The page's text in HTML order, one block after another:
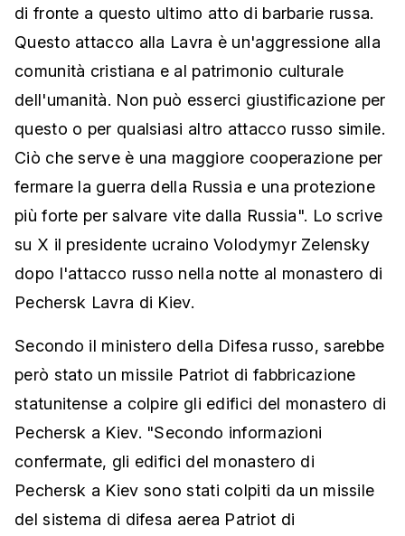
di fronte a questo ultimo atto di barbarie russa.
Questo attacco alla Lavra è un'aggressione alla
comunità cristiana e al patrimonio culturale
dell'umanità. Non può esserci giustificazione per
questo o per qualsiasi altro attacco russo simile.
Ciò che serve è una maggiore cooperazione per
fermare la guerra della Russia e una protezione
più forte per salvare vite dalla Russia". Lo scrive
su X il presidente ucraino Volodymyr Zelensky
dopo l'attacco russo nella notte al monastero di
Pechersk Lavra di Kiev.
Secondo il ministero della Difesa russo, sarebbe
però stato un missile Patriot di fabbricazione
statunitense a colpire gli edifici del monastero di
Pechersk a Kiev. "Secondo informazioni
confermate, gli edifici del monastero di
Pechersk a Kiev sono stati colpiti da un missile
del sistema di difesa aerea Patriot di